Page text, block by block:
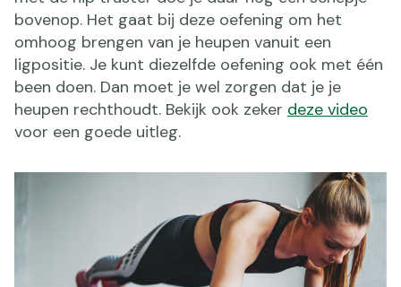
bovenop. Het gaat bij deze oefening om het
omhoog brengen van je heupen vanuit een
ligpositie. Je kunt diezelfde oefening ook met één
been doen. Dan moet je wel zorgen dat je je
heupen rechthoudt. Bekijk ook zeker deze video
voor een goede uitleg.